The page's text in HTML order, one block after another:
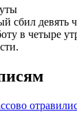
сбил девять
в четыре